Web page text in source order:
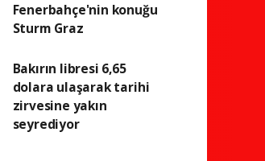
Fenerbahçe'nin konuğu
Sturm Graz
Bakırın libresi 6,65
dolara ulaşarak tarihi
zirvesine yakın
seyrediyor